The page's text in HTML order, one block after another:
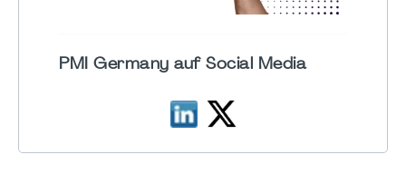
PMI Germany auf Social Media